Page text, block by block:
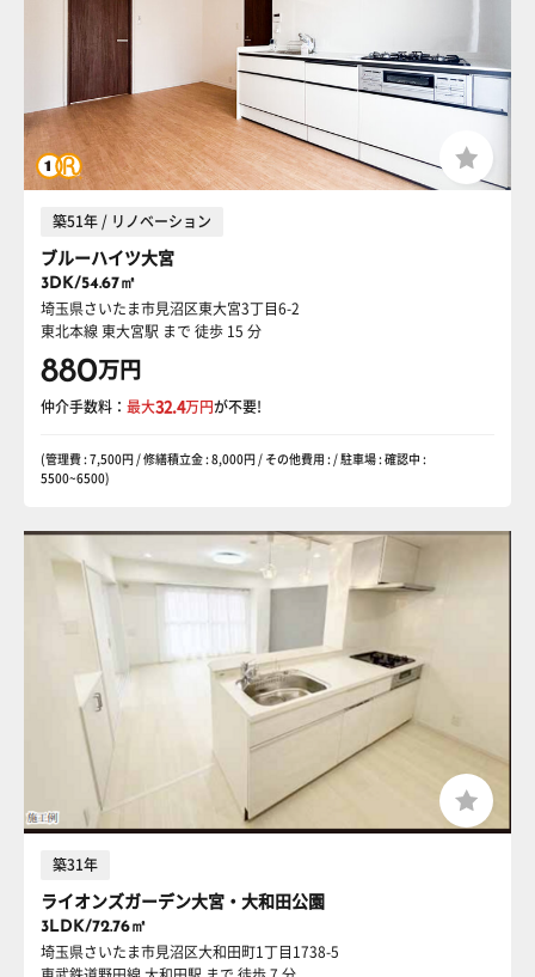
築51年 / リノベーション
ブルーハイツ大宮
3DK/54.67㎡
埼玉県さいたま市見沼区東大宮3丁目6-2
東北本線 東大宮駅 まで 徒歩 15 分
880万円
仲介手数料： 最大32.4万円が不要!
(管理費 : 7,500円 / 修繕積立金 : 8,000円 / その他費用 : / 駐車場 : 確認中 :
5500~6500)
築31年
ライオンズガーデン大宮・大和田公園
3LDK/72.76㎡
埼玉県さいたま市見沼区大和田町1丁目1738-5